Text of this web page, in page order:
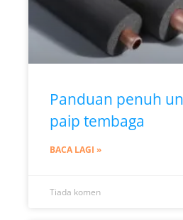
Panduan penuh
paip tembaga
BACA LAGI »
Tiada komen